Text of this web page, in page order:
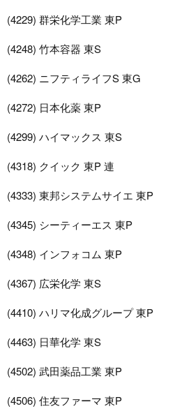
(4229) 群栄化学工業 東P
(4248) 竹本容器 東S
(4262) ニフティライフS 東G
(4272) 日本化薬 東P
(4299) ハイマックス 東S
(4318) クイック 東P 連
(4333) 東邦システムサイエ 東P
(4345) シーティーエス 東P
(4348) インフォコム 東P
(4367) 広栄化学 東S
(4410) ハリマ化成グループ 東P
(4463) 日華化学 東S
(4502) 武田薬品工業 東P
(4506) 住友ファーマ 東P